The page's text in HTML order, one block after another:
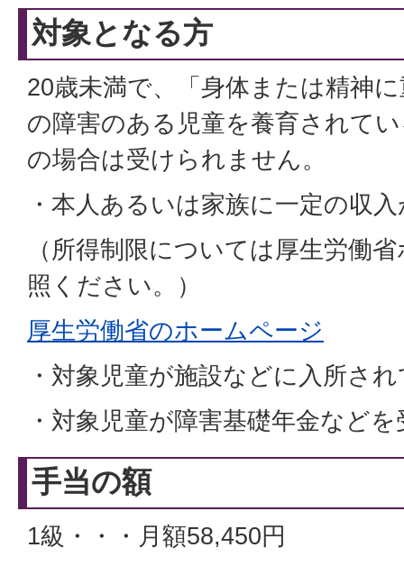
対象となる方
20歳未満で、「身体または精神
の障害のある児童を養育されて
の場合は受けられません。
・本人あるいは家族に一定の収
（所得制限については厚生労働
照ください。）
厚生労働省のホームページ
・対象児童が施設などに入所さ
・対象児童が障害基礎年金など
手当の額
1級・・・月額58,450円